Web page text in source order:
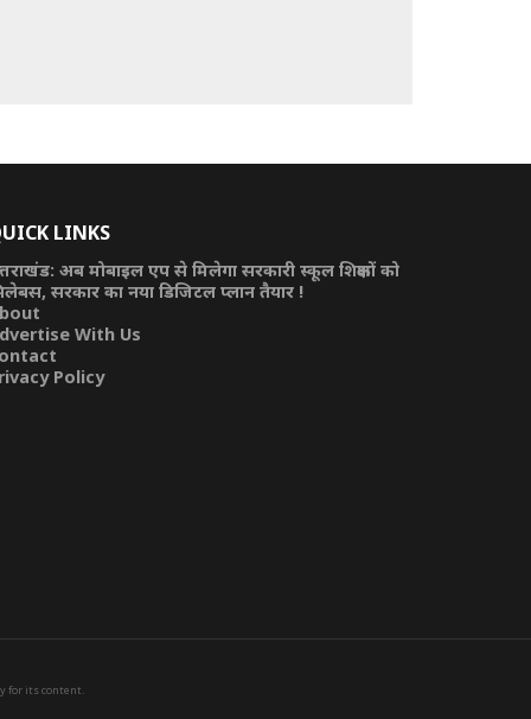
LINKS
अब मोबाइल एप से मिलेगा सरकारी स्कूल शिक्षकों को
सरकार का नया डिजिटल प्लान तैयार !
With Us
Policy
for its content.